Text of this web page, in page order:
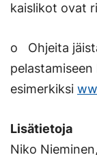
kaislikot ovat
o Ohjeita
esimerkiksi
Lisätietoja
Niko